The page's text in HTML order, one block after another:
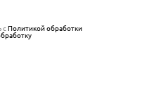
сПолитикой обработки